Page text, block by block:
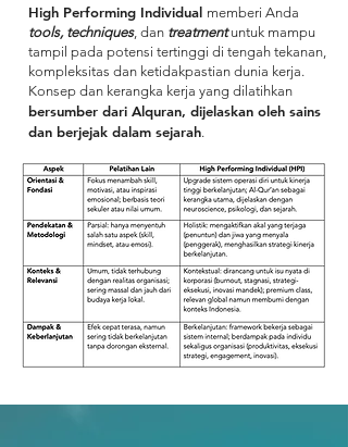
High Performing Individual memberi Anda
tools, techniques, dan treatmentuntuk mampu
tampil pada potensi tertinggi di tengah tekanan,
kompleksitas dan ketidakpastian dunia kerja.
Konsep dan kerangka kerja yang dilatihkan
bersumber dari Alquran, dijelaskan oleh sains
dan berjejak dalam sejarah.